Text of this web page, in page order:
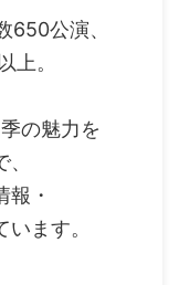
650公演、
上。
の魅力を
報・
ます。